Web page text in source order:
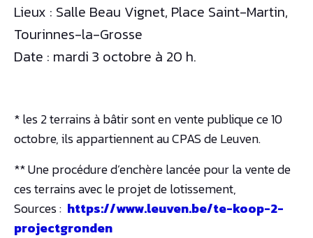
Lieux : Salle Beau Vignet, Place Saint-Martin,
Tourinnes-la-Grosse
Date : mardi 3 octobre à 20 h.
* les 2 terrains à bâtir sont en vente publique ce 10
octobre, ils appartiennent au CPAS de Leuven.
** Une procédure d’enchère lancée pour la vente de
ces terrains avec le projet de lotissement,
Sources : https://www.leuven.be/te-koop-2-
projectgronden